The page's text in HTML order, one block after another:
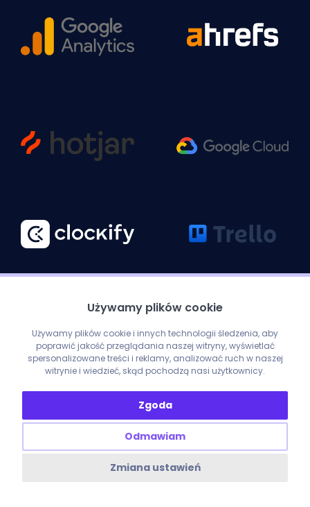
Używamy plików cookie
Używamy plików cookie i innych technologii śledzenia, aby
poprawić jakość przeglądania naszej witryny, wyświetlać
spersonalizowane treści i reklamy, analizować ruch w naszej
witrynie i wiedzieć, skąd pochodzą nasi użytkownicy.
Zgoda
Odmawiam
Zmiana ustawień
ENOBO SP. Z O. O. ul. Nad Nielbą 39B/4, 62-100 Wągrowiec
NIP: 7662011348 REGON: 527940436
Copyright © 2026